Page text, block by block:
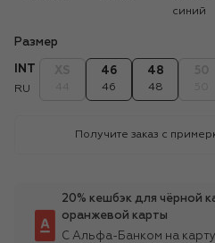
синий
Размер
INT
RU
46
46
48
48
Получите заказ с
20% кешбэк для чёрной
оранжевой карты
С Альфа-Банком на